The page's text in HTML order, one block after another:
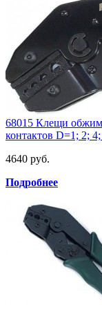
68015 Клещи
контактов D=1; 2;
4640 руб.
Подробнее